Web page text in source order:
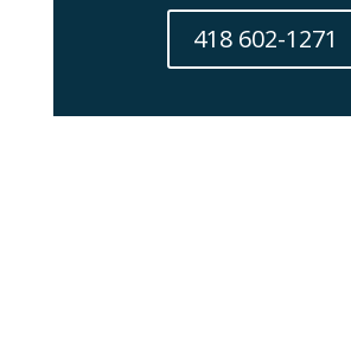
418 602-1271